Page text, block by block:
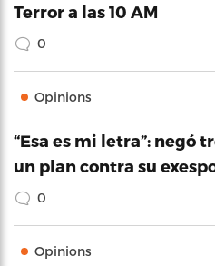
Terror a las 10 AM
0
Opinions
“Esa es mi letra”: negó
un plan contra su
0
Opinions